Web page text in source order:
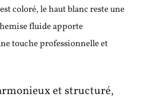
coloré, le haut blanc reste une
fluide apporte
touche professionnelle et
et structuré,